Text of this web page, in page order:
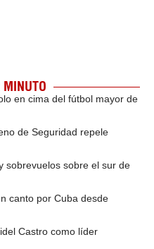
en cima del fútbol mayor de
de Seguridad repele
sobrevuelos sobre el sur de
canto por Cuba desde
Castro como líder